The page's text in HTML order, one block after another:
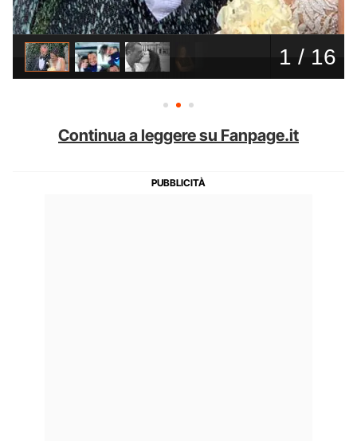
Continua a leggere su Fanpage.it